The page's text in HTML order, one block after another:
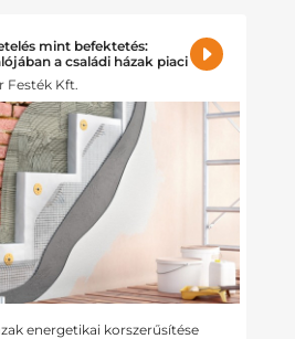
mint befektetés:
a családi házak piaci
Festék Kft.
energetikai korszerűsítése